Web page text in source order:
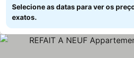
Selecione as datas para ver os
exatos.